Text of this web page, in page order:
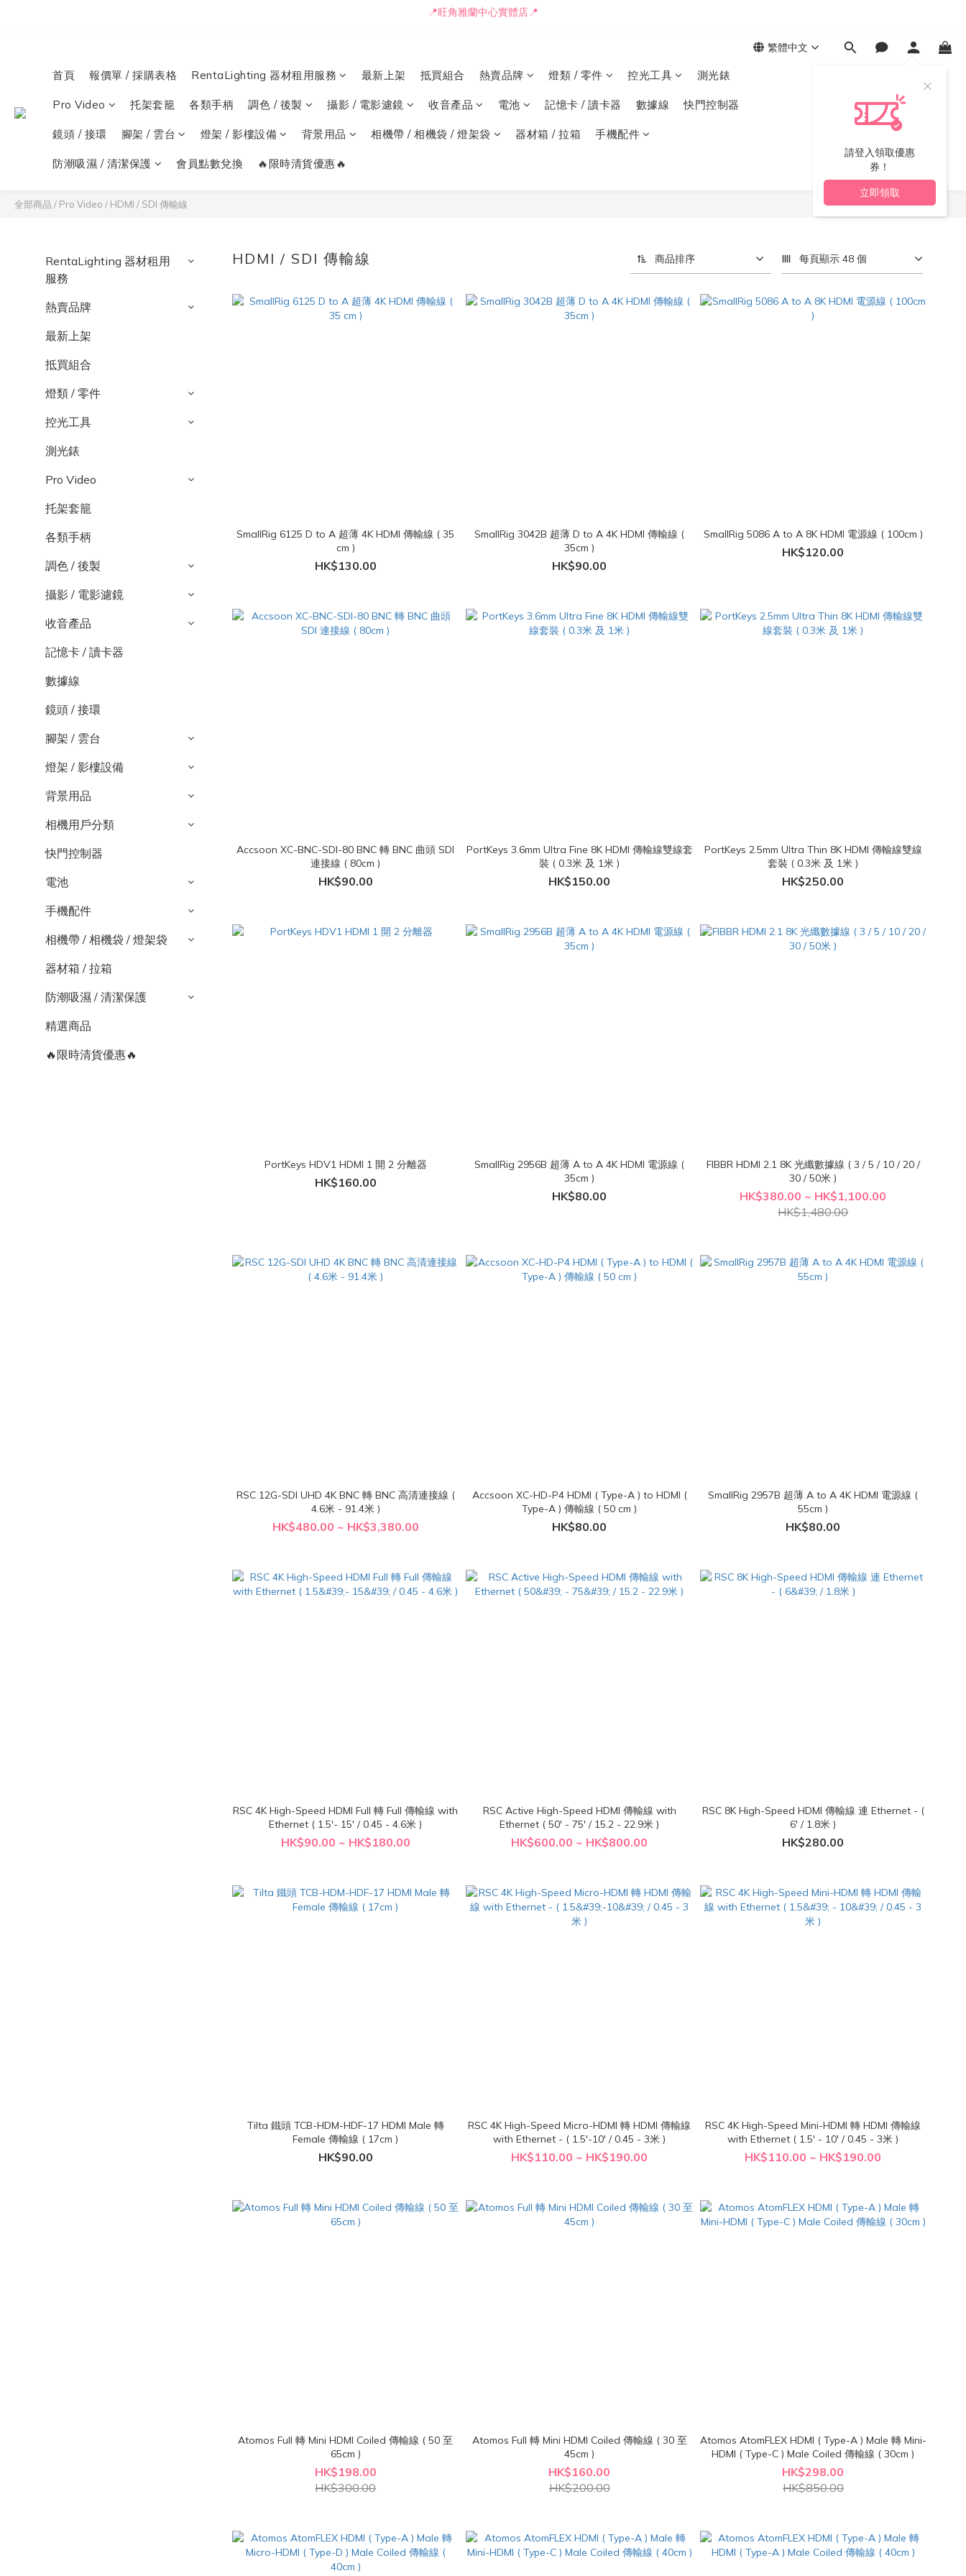
📒🖋️報價單 / 採購表格🖋️📒
🚛最快可即日安排貨車送到💨
繁體中文
請登入領取優惠
券！
立即領取
首頁 報價單 / 採購表格 RentaLighting 器材租用服務 最新上架 抵買組合 熱賣品牌 燈類 / 零件 控光工具 測光錶
Pro Video 托架套籠 各類手柄 調色 / 後製 攝影 / 電影濾鏡 收音產品 電池 記憶卡 / 讀卡器 數據線 快門控制器
鏡頭 / 接環 腳架 / 雲台 燈架 / 影樓設備 背景用品 相機帶 / 相機袋 / 燈架袋 器材箱 / 拉箱 手機配件
防潮吸濕 / 清潔保護 會員點數兌換 🔥限時清貨優惠🔥
全部商品 / Pro Video / HDMI / SDI 傳輸線
RentaLighting 器材租用
服務
熱賣品牌
最新上架
抵買組合
燈類 / 零件
控光工具
測光錶
Pro Video
托架套籠
各類手柄
調色 / 後製
攝影 / 電影濾鏡
收音產品
記憶卡 / 讀卡器
數據線
鏡頭 / 接環
腳架 / 雲台
燈架 / 影樓設備
背景用品
相機用戶分類
快門控制器
電池
手機配件
相機帶 / 相機袋 / 燈架袋
器材箱 / 拉箱
防潮吸濕 / 清潔保護
精選商品
🔥限時清貨優惠🔥
HDMI / SDI 傳輸線 商品排序 每頁顯示 48 個
SmallRig 6125 D to A 超薄 4K HDMI 傳輸線 ( 35
cm )
HK$130.00
SmallRig 3042B 超薄 D to A 4K HDMI 傳輸線 (
35cm )
HK$90.00
SmallRig 5086 A to A 8K HDMI 電源線 ( 100cm )
HK$120.00
Accsoon XC-BNC-SDI-80 BNC 轉 BNC 曲頭 SDI
連接線 ( 80cm )
HK$90.00
PortKeys 3.6mm Ultra Fine 8K HDMI 傳輸線雙線套
裝 ( 0.3米 及 1米 )
HK$150.00
PortKeys 2.5mm Ultra Thin 8K HDMI 傳輸線雙線
套裝 ( 0.3米 及 1米 )
HK$250.00
PortKeys HDV1 HDMI 1 開 2 分離器
HK$160.00
SmallRig 2956B 超薄 A to A 4K HDMI 電源線 (
35cm )
HK$80.00
FIBBR HDMI 2.1 8K 光纖數據線 ( 3 / 5 / 10 / 20 /
30 / 50米 )
HK$380.00 ~ HK$1,100.00
HK$1,480.00
RSC 12G-SDI UHD 4K BNC 轉 BNC 高清連接線 (
4.6米 - 91.4米 )
HK$480.00 ~ HK$3,380.00
Accsoon XC-HD-P4 HDMI ( Type-A ) to HDMI (
Type-A ) 傳輸線 ( 50 cm )
HK$80.00
SmallRig 2957B 超薄 A to A 4K HDMI 電源線 (
55cm )
HK$80.00
RSC 4K High-Speed HDMI Full 轉 Full 傳輸線 with
Ethernet ( 1.5'- 15' / 0.45 - 4.6米 )
HK$90.00 ~ HK$180.00
RSC Active High-Speed HDMI 傳輸線 with
Ethernet ( 50' - 75' / 15.2 - 22.9米 )
HK$600.00 ~ HK$800.00
RSC 8K High-Speed HDMI 傳輸線 連 Ethernet - (
6' / 1.8米 )
HK$280.00
Tilta 鐵頭 TCB-HDM-HDF-17 HDMI Male 轉
Female 傳輸線 ( 17cm )
HK$90.00
RSC 4K High-Speed Micro-HDMI 轉 HDMI 傳輸線
with Ethernet - ( 1.5'-10' / 0.45 - 3米 )
HK$110.00 ~ HK$190.00
RSC 4K High-Speed Mini-HDMI 轉 HDMI 傳輸線
with Ethernet ( 1.5' - 10' / 0.45 - 3米 )
HK$110.00 ~ HK$190.00
Atomos Full 轉 Mini HDMI Coiled 傳輸線 ( 50 至
65cm )
HK$198.00
HK$300.00
Atomos Full 轉 Mini HDMI Coiled 傳輸線 ( 30 至
45cm )
HK$160.00
HK$200.00
Atomos AtomFLEX HDMI ( Type-A ) Male 轉 Mini-
HDMI ( Type-C ) Male Coiled 傳輸線 ( 30cm )
HK$298.00
HK$850.00